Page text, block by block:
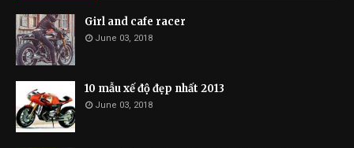
Girl and cafe racer
June 03, 2018
10 mẫu xế độ đẹp nhất 2013
June 03, 2018